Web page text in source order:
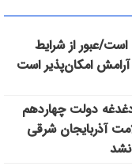
عبور از شرایط
آرامش امکان‌پذیر است
دولت چهاردهم
آذربایجان شرقی